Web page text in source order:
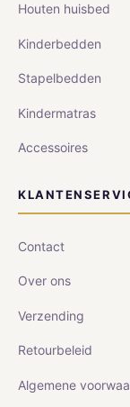
Houten huisbed
Kinderbedden
Stapelbedden
Kindermatras
Accessoires
Contact
Over ons
Verzending
Retourbeleid
Algemene